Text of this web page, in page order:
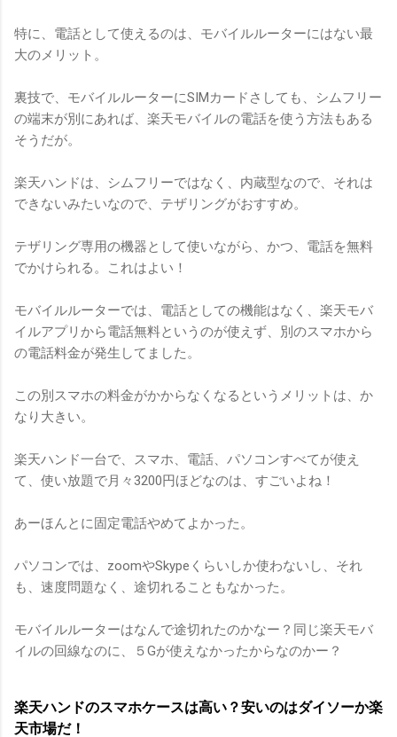
特に、電話として使えるのは、モバイルルーターにはない最
大のメリット。
裏技で、モバイルルーターにSIMカードさしても、シムフリー
の端末が別にあれば、楽天モバイルの電話を使う方法もある
そうだが。
楽天ハンドは、シムフリーではなく、内蔵型なので、それは
できないみたいなので、テザリングがおすすめ。
テザリング専用の機器として使いながら、かつ、電話を無料
でかけられる。これはよい！
モバイルルーターでは、電話としての機能はなく、楽天モバ
イルアプリから電話無料というのが使えず、別のスマホから
の電話料金が発生してました。
この別スマホの料金がかからなくなるというメリットは、か
なり大きい。
楽天ハンド一台で、スマホ、電話、パソコンすべてが使え
て、使い放題で月々3200円ほどなのは、すごいよね！
あーほんとに固定電話やめてよかった。
パソコンでは、zoomやSkypeくらいしか使わないし、それ
も、速度問題なく、途切れることもなかった。
モバイルルーターはなんで途切れたのかなー？同じ楽天モバ
イルの回線なのに、５Gが使えなかったからなのかー？
楽天ハンドのスマホケースは高い？安いのはダイソーか楽
天市場だ！